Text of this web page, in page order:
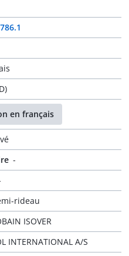
en français
-
rideau
ISOVER
INTERNATIONAL A/S